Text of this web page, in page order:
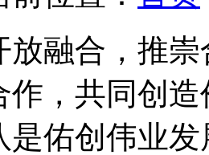
放融合，推
作，共同创
是佑创伟业